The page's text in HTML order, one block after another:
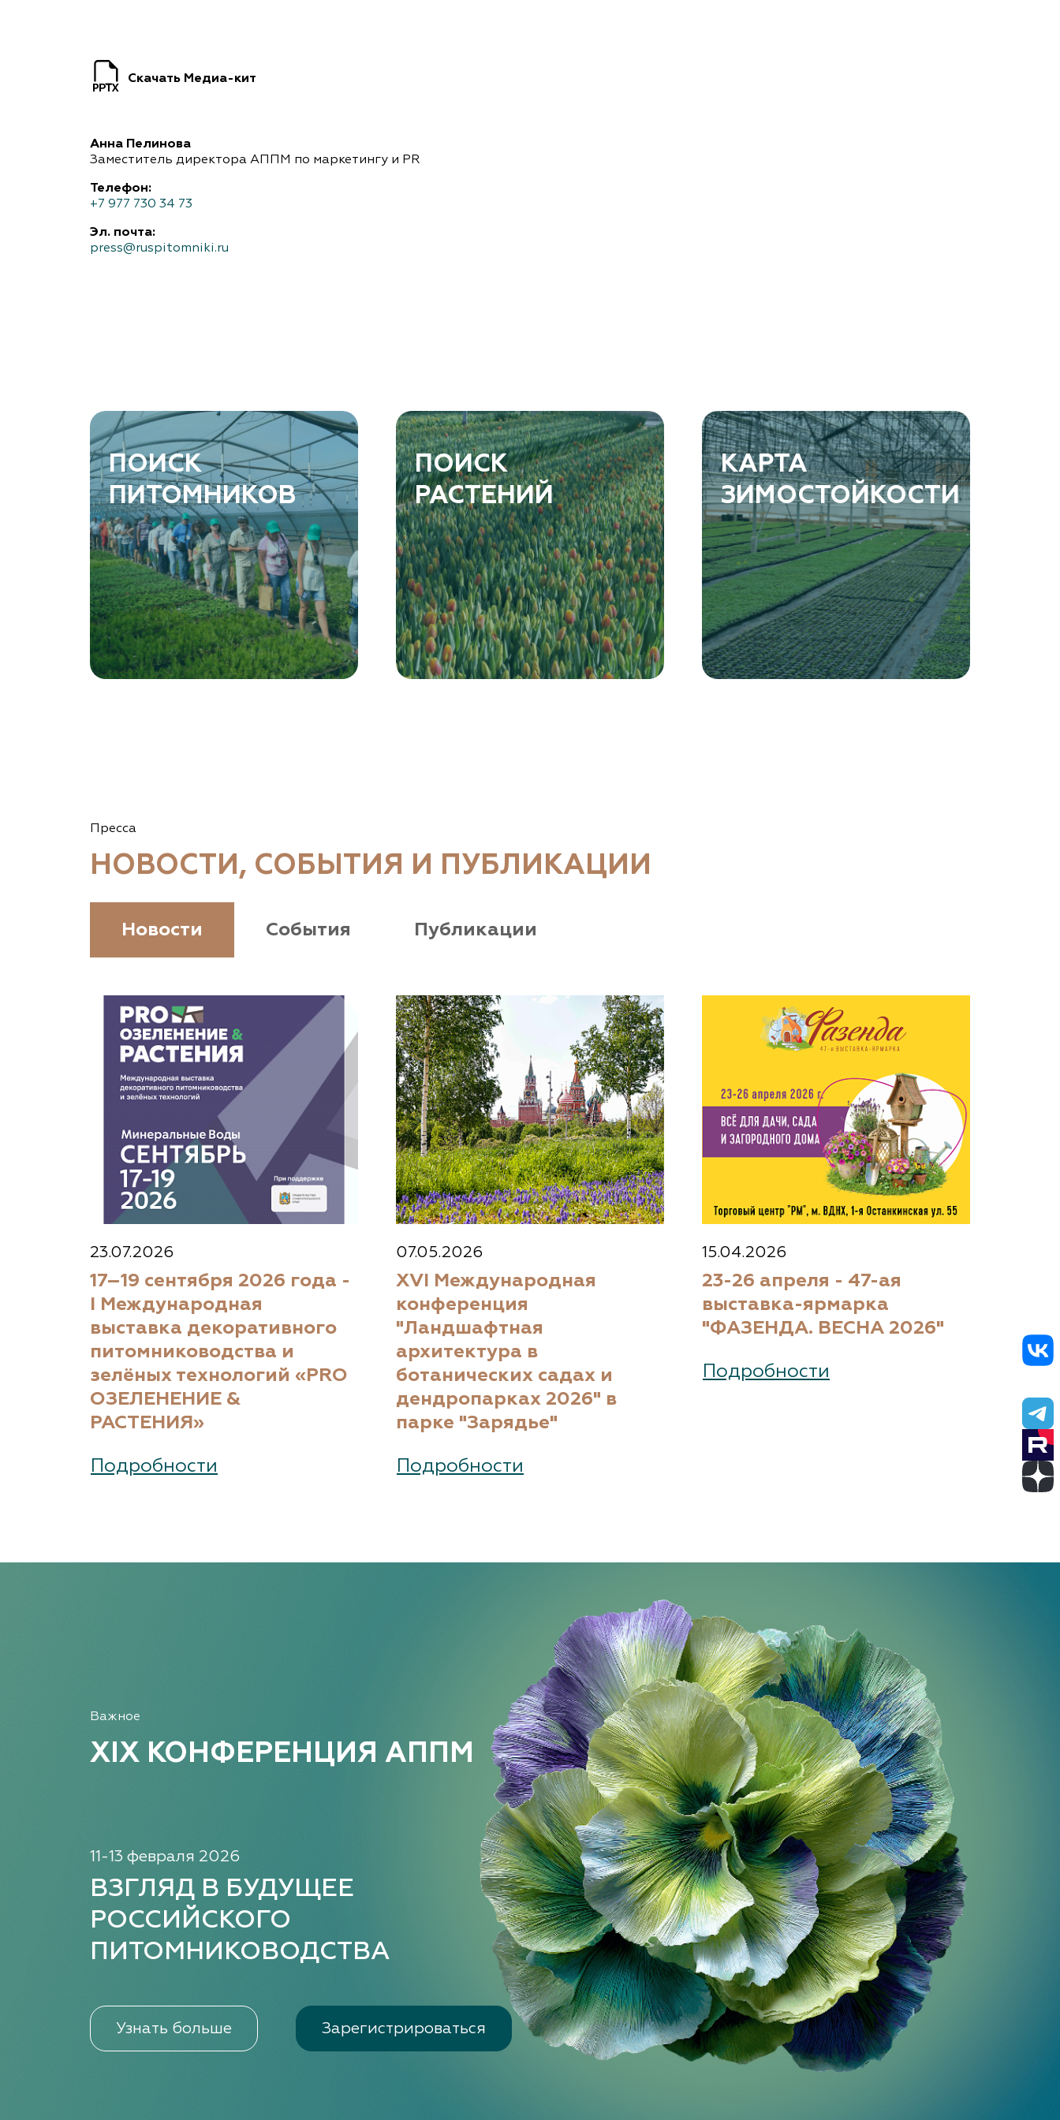
Скачать Медиа-кит
Анна Пелинова
Заместитель директора АППМ по маркетингу и PR
Телефон:
+7 977 730 34 73
Эл. почта:
press@ruspitomniki.ru
ПОИСК
ПИТОМНИКОВ
ПОИСК
РАСТЕНИЙ
КАРТА
ЗИМОСТОЙКОСТИ
Пресса
НОВОСТИ, СОБЫТИЯ И ПУБЛИКАЦИИ
Новости События Публикации
23.07.2026
17–19 сентября 2026 года -
I Международная
выставка декоративного
питомниководства и
зелёных технологий «PRO
ОЗЕЛЕНЕНИЕ &
РАСТЕНИЯ»
Подробности
07.05.2026
XVI Международная
конференция
"Ландшафтная
архитектура в
ботанических садах и
дендропарках 2026" в
парке "Зарядье"
Подробности
15.04.2026
23-26 апреля - 47-ая
выставка-ярмарка
"ФАЗЕНДА. ВЕСНА 2026"
Подробности
Важное
XIX КОНФЕРЕНЦИЯ АППМ
11-13 февраля 2026
ВЗГЛЯД В БУДУЩЕЕ
РОССИЙСКОГО
ПИТОМНИКОВОДСТВА
Узнать больше Зарегистрироваться